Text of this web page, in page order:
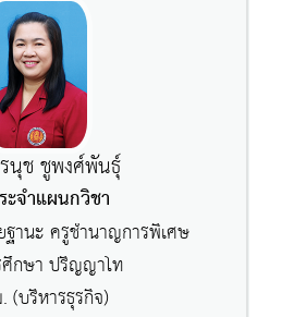
นุช ชูพงศ์พันธ์ุ
ะจำแผนกวิชา
านะ ครูชำนาญการพิเศษ
กษา ปริญญาโท
(บริหารธุรกิจ)